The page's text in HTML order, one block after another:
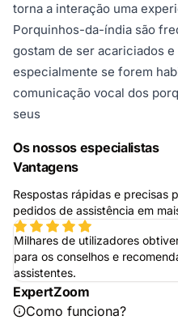
torna a interação uma
Porquinhos-da-índia são
gostam de ser acariciados
especialmente se forem
comunicação vocal dos
seus
Os nossos especialistas
Vantagens
Respostas rápidas e precisas
pedidos de assistência em
Milhares de utilizadores
para os conselhos e
assistentes.
ExpertZoom
Como funciona?